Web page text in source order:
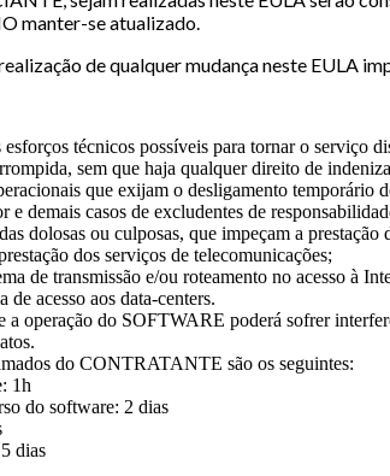
manter-se atualizado.
de qualquer mudança neste
técnicos possíveis para tornar o serviço
sem que haja qualquer direito de
que exijam o desligamento temporário
e demais casos de excludentes de
dolosas ou culposas, que impeçam a prestação
dos serviços de telecomunicações;
de transmissão e/ou roteamento no acesso à
acesso aos data-centers.
operação do SOFTWARE poderá sofrer
do CONTRATANTE são os seguintes:
1h
do software: 2 dias
dias